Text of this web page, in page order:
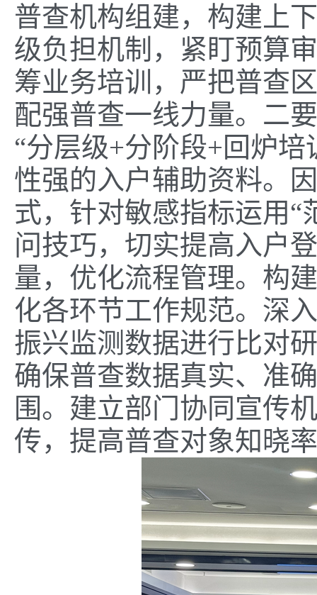
普查机构组建，构建上
级负担机制，紧盯预算
筹业务培训，严把普查
配强普查一线力量。二
“分层级+分阶段+回炉
性强的入户辅助资料。
式，针对敏感指标运用“
问技巧，切实提高入户
量，优化流程管理。构
化各环节工作规范。深
振兴监测数据进行比对
确保普查数据真实、准
围。建立部门协同宣传
传，提高普查对象知晓